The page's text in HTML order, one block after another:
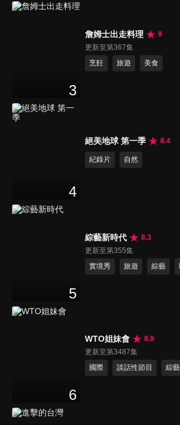
3
詹姆士出走料理
9
更新至第367集
烹飪
旅遊 美食
4
絕美地球 第一季 8.4
紀錄片 自然
5
綜藝新時代
8.3
更新至第355集
實境秀
旅遊 綜藝
6
WTO姐妹會
8.9
更新至第3487集
國際
談話性節目 綜藝